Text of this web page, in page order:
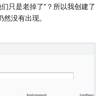
只是老掉了”？所以我创建了
没有出现。